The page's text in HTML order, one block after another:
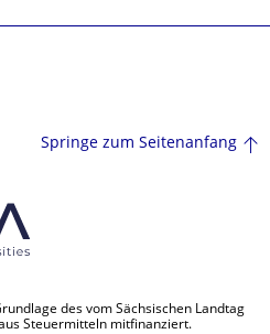
Springe zum Seitenanfang
des vom Sächsischen Landtag
Steuermitteln mitfinanziert.